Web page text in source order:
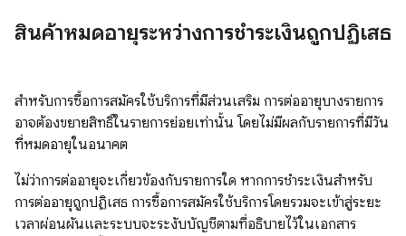
สินค้าหมดอายุระหว่างการชำระเงินถูกปฏิเสธ
สำหรับการซื้อการสมัครใช้บริการที่มีส่วนเสริม การต่ออายุบางรายการ
อาจต้องขยายสิทธิ์ในรายการย่อยเท่านั้น โดยไม่มีผลกับรายการที่มีวัน
ที่หมดอายุในอนาคต
ไม่ว่าการต่ออายุจะเกี่ยวข้องกับรายการใด หากการชำระเงินสำหรับ
การต่ออายุถูกปฏิเสธ การซื้อการสมัครใช้บริการโดยรวมจะเข้าสู่ระยะ
เวลาผ่อนผันและระบบจะระงับบัญชีตามที่อธิบายไว้ในเอกสาร